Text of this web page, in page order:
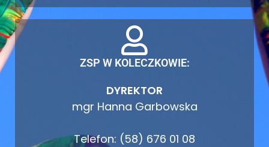
ZSP W KOLECZKOWIE:
DYREKTOR
mgr Hanna Garbowska
Telefon: (58) 676 01 08